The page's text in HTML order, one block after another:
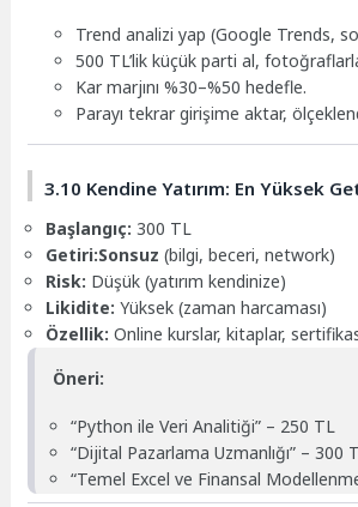
Trend analizi yap (Google Trends,
500 TL’lik küçük parti al,
Kar marjını %30–%50 hedefle.
Parayı tekrar girişime aktar,
3.10 Kendine Yatırım: En Yüksek
Başlangıç: 300 TL
Getiri:Sonsuz (bilgi, beceri, network)
Risk: Düşük (yatırım kendinize)
Likidite: Yüksek (zaman harcaması)
Özellik: Online kurslar, kitaplar,
Öneri:
“Python ile Veri Analitiği” – 250 TL
“Dijital Pazarlama Uzmanlığı” – 300
“Temel Excel ve Finansal